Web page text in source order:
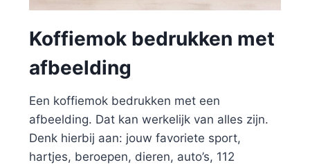
Koffiemok bedrukken met
afbeelding
Een koffiemok bedrukken met een
afbeelding. Dat kan werkelijk van alles zijn.
Denk hierbij aan: jouw favoriete sport,
hartjes, beroepen, dieren, auto’s, 112